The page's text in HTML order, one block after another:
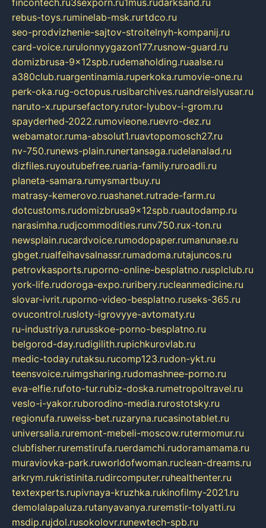
fincontech.ru3sexporn.ru1mus.rudarksand.ru
rebus-toys.ruminelab-msk.rurtdco.ru
seo-prodvizhenie-sajtov-stroitelnyh-kompanij.ru
card-voice.rurulonnyygazon177.rusnow-guard.ru
domizbrusa-9x12spb.rudemaholding.ruaalse.ru
a380club.ruargentinamia.ruperkoka.rumovie-one.ru
perk-oka.rug-octopus.rusibarchives.ruandreislyusar.ru
naruto-x.rupursefactory.rutor-lyubov-i-grom.ru
spayderhed-2022.rumovieone.ruevro-dez.ru
webamator.ruma-absolut1.ruavtopomosch27.ru
nv-750.runews-plain.runertansaga.rudelanalad.ru
dizfiles.ruyoutubefree.ruaria-family.ruroadli.ru
planeta-samara.rumysmartbuy.ru
matrasy-kemerovo.ruashanet.rutrade-farm.ru
dotcustoms.rudomizbrusa9x12spb.ruautodamp.ru
narasimha.rudjcommodities.runv750.rux-ton.ru
newsplain.rucardvoice.rumodopaper.rumanunae.ru
gbget.rualfeihavsalnassr.rumadoma.rutajuncos.ru
petrovkasports.ruporno-online-besplatno.rusplclub.ru
york-life.rudoroga-expo.ruribery.rucleanmedicine.ru
slovar-ivrit.ruporno-video-besplatno.ruseks-365.ru
ovucontrol.rusloty-igrovyye-avtomaty.ru
ru-industriya.rurusskoe-porno-besplatno.ru
belgorod-day.rudigilith.rupichkurovlab.ru
medic-today.rutaksu.rucomp123.rudon-ykt.ru
teensvoice.ruimgsharing.rudomashnee-porno.ru
eva-elfie.rufoto-tur.rubiz-doska.rumetropoltravel.ru
veslo-i-yakor.ruborodino-media.rurostotsky.ru
regionufa.ruweiss-bet.ruzaryna.rucasinotablet.ru
universalia.ruremont-mebeli-moscow.rutermomur.ru
clubfisher.ruremstirufa.ruerdamchi.rudoramamama.ru
muraviovka-park.ruworldofwoman.ruclean-dreams.ru
arkrym.rukristinita.rudircomputer.ruhealthenter.ru
textexperts.rupivnaya-kruzhka.rukinofilmy-2021.ru
demolalapaluza.rutanyavanya.ruremstir-tolyatti.ru
msdip.rujdol.rusokolovr.runewtech-spb.ru